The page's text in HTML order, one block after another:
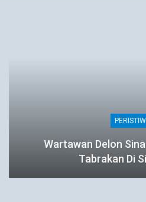
Wartawan Delon
Tabrakan Di